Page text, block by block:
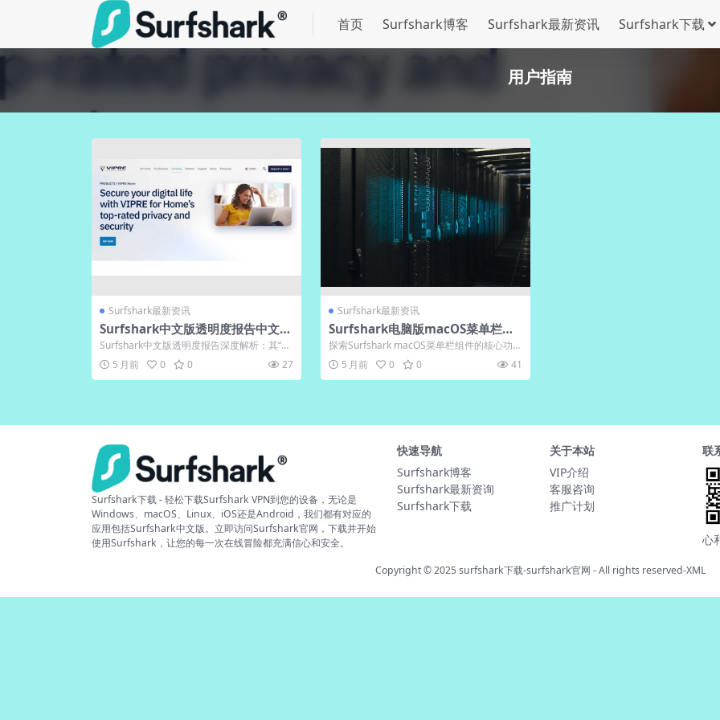
首页 Surfshark博客 Surfshark最新资讯 Surfshark下载
用户指南
Surfshark最新资讯
Surfshark中文版透明度报告中文摘
要发布
Surfshark中文版透明度报告深度解析：其“无
日志”政策是否真实可信？报告显...
5 月前 0 0 27
Surfshark最新资讯
Surfshark电脑版macOS菜单栏组
件功能解析
探索Surfshark macOS菜单栏组件的核心功能
与实用技巧，帮助您高效管理...
5 月前 0 0 41
Surfshark下载 - 轻松下载Surfshark VPN到您的设备，无论是
Windows、macOS、Linux、iOS还是Android，我们都有对应的
应用包括Surfshark中文版。立即访问Surfshark官网，下载并开始
使用Surfshark，让您的每一次在线冒险都充满信心和安全。
快速导航
Surfshark博客
Surfshark最新资询
Surfshark下载
关于本站
VIP介绍
客服咨询
推广计划
联
心
Copyright © 2025surfshark下载-surfshark官网 - All rights reserved-XML